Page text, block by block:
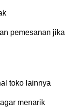
pemesanan jika
toko lainnya
menarik